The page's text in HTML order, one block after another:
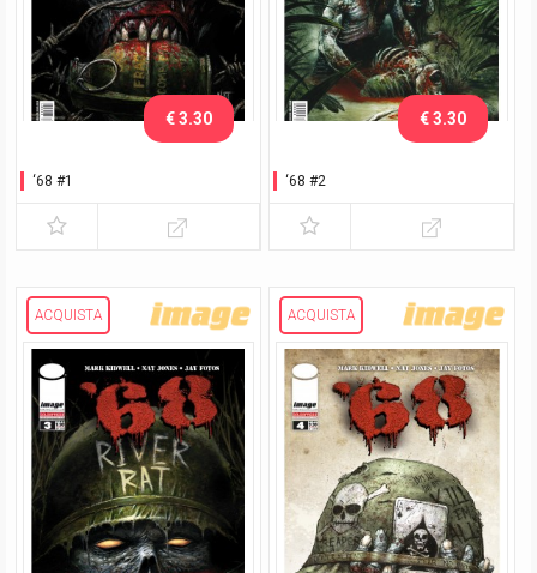
‘68 #1
€ 3.30
‘68 #2
€ 3.30
ACQUISTA ACQUISTA